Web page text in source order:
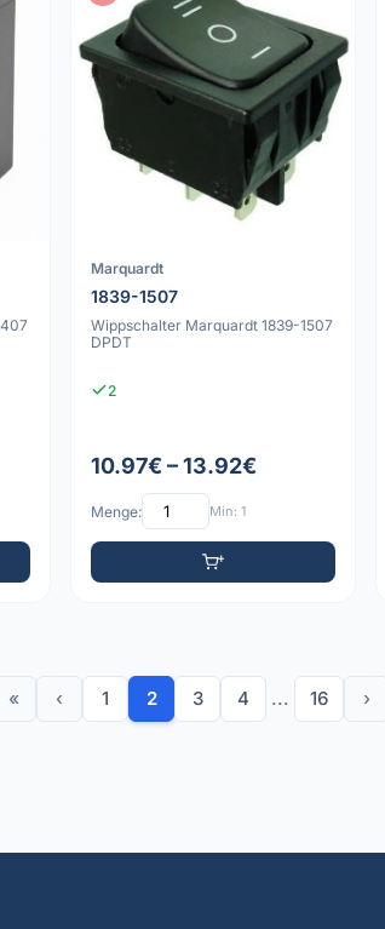
Marquardt
1839-1507
Wippschalter Marquardt 1839-1507
DPDT
2
10.97€ – 13.92€
Menge: Min: 1
« ‹ 1 2 3 4 ... 16 ›